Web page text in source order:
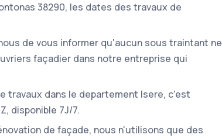
38290, les dates des travaux de
de vous informer qu'aucun sous traintant ne
façadier dans notre entreprise qui
travaux dans le departement Isere, c'est
disponible 7J/7.
de façade, nous n'utilisons que des